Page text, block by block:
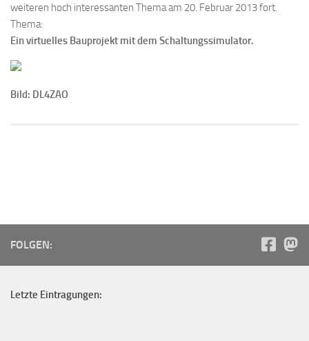
weiteren hoch interessanten Thema am 20. Februar 2013 fort.
Thema:
Ein virtuelles Bauprojekt mit dem Schaltungssimulator.
Bild: DL4ZAO
FOLGEN:
Letzte Eintragungen: